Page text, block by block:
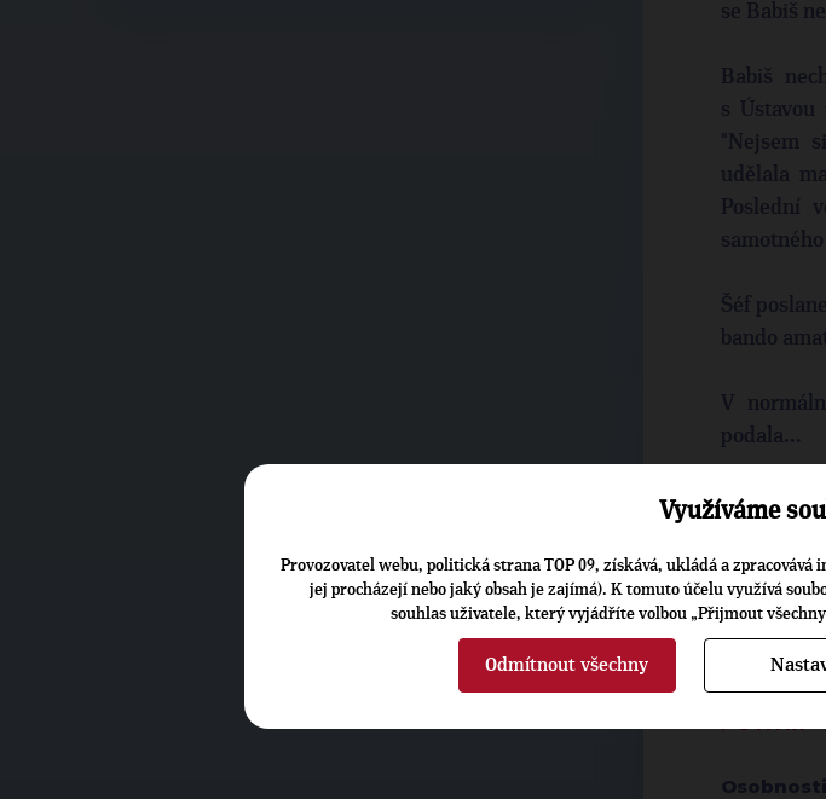
se Babiš
Babiš
s
"Nejsem
udělala
Poslední
Šéf
bando
V
podala...
MUDR.
Využíváme
Provozovatel webu, politická strana TOP 09, získává, ukládá a
jej procházejí nebo jaký obsah je zajímá). K tomuto účelu využívá
souhlas uživatele, který vyjádříte volbou „Přijmout
Odmítnout všechny